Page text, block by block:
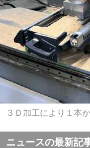
３Ｄ加工により１本
ニュースの最新記